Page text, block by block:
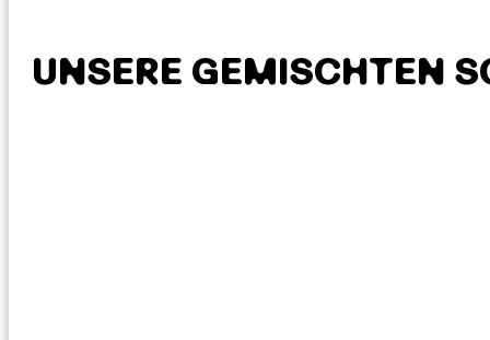
UNSERE GEMISCHTEN